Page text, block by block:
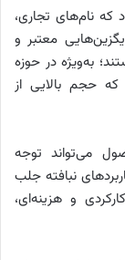
نام‌های تجاری،
معتبر و
به‌ویژه در حوزه
حجم بالایی از
می‌تواند توجه
نبافته جلب
و هزینه‌ای،